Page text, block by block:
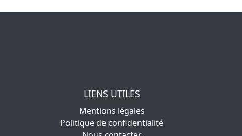
LIENS UTILES
Mentions légales
Politique de confidentialité